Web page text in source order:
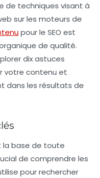
de techniques visant à
sur les moteurs de
pour le SEO est
de qualité.
dix astuces
votre contenu et
dans les résultats de
la base de toute
de comprendre les
pour rechercher